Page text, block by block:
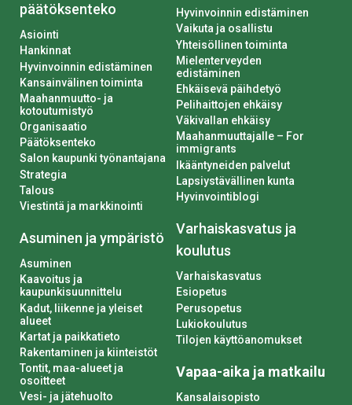
päätöksenteko
Asiointi
Hankinnat
Hyvinvoinnin edistäminen
Kansainvälinen toiminta
Maahanmuutto- ja
kotoutumistyö
Organisaatio
Päätöksenteko
Salon kaupunki työnantajana
Strategia
Talous
Viestintä ja markkinointi
Asuminen ja ympäristö
Asuminen
Kaavoitus ja
kaupunkisuunnittelu
Kadut, liikenne ja yleiset
alueet
Kartat ja paikkatieto
Rakentaminen ja kiinteistöt
Tontit, maa-alueet ja
osoitteet
Vesi- ja jätehuolto
Hyvinvoinnin edistäminen
Vaikuta ja osallistu
Yhteisöllinen toiminta
Mielenterveyden
edistäminen
Ehkäisevä päihdetyö
Pelihaittojen ehkäisy
Väkivallan ehkäisy
Maahanmuuttajalle – For
immigrants
Ikääntyneiden palvelut
Lapsiystävällinen kunta
Hyvinvointiblogi
Varhaiskasvatus ja
koulutus
Varhaiskasvatus
Esiopetus
Perusopetus
Lukiokoulutus
Tilojen käyttöanomukset
Vapaa-aika ja matkailu
Kansalaisopisto